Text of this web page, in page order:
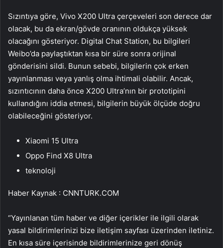
Sızıntıya göre, Vivo X200 Ultra çerçeveleri son derece dar
olacak, bu da ekran/gövde oranının oldukça yüksek
olacağını gösteriyor. Digital Chat Station, bu bilgileri
Weibo’da paylaştıktan kısa bir süre sonra orijinal
gönderisini sildi. Bunun sebebi, bilgilerin çok erken
yayınlanması veya yanlış olma ihtimali olabilir. Ancak,
sızıntıcının daha önce X200 Ultra’nın bir prototipini
kullandığını iddia etmesi, bilgilerin büyük ölçüde doğru
olabileceğini gösteriyor.
Xiaomi 15 Ultra
Oppo Find X8 Ultra
teknoloji
Haber Kaynak : CNNTURK.COM
“Yayınlanan tüm haber ve diğer içerikler ile ilgili olarak
yasal bildirimlerinizi bize iletişim sayfası üzerinden iletiniz.
En kısa süre içerisinde bildirimlerinize geri dönüş